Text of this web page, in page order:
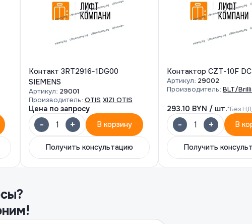
Контакт 3RT2916-1DG00
SIEMENS
Артикул: 29001
Производитель: OTIS XIZI OTIS
Цена по запросу
- 1 + В корзину
Получить консультацию
Контактор CZT-10F DC
Артикул: 29002
Производитель: BLT/
293.10 BYN / шт.*Без
- 1 + В
Получить